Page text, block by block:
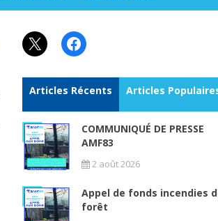
X Facebook
Articles Récents Articles
COMMUNIQUÉ DE PRESSE
AMF83
2 août 2026
Appel de fonds incendies
forêt